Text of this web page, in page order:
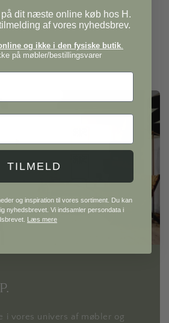
i vores univers af møbler og
på dit næste online køb hos H.
af vores nyhedsbrev.
og ikke i den fysiske butik.
på møbler/bestillingsvarer
TILMELD
og inspiration til vores sortiment. Du kan
nyhedsbrevet. Vi indsamler persondata i
Læs mere